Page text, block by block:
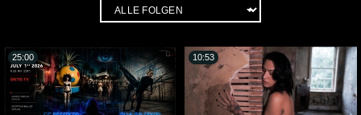
25:00 10:53